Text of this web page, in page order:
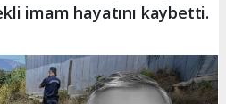
imam hayatını kaybetti.